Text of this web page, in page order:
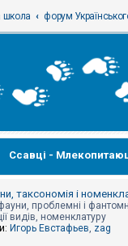
школа форум
Ссавці -
таксономія і
проблемні і
видів, номенклатуру
Игорь Евстафьев, zag